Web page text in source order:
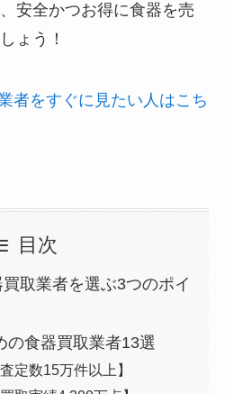
安全かつお得に食器を売
ょう！
者をすぐに見たい人はこち
目次
取業者を選ぶ3つのポイ
の食器買取業者13選
定数15万件以上】